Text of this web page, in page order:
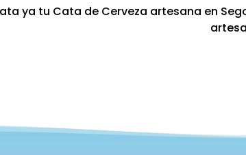
ya tu Cata de Cerveza artesana en